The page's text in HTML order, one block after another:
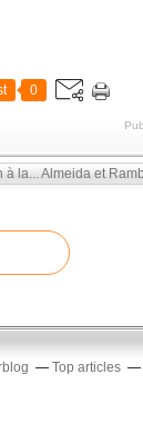
0
à la...Almeida et
Top articles